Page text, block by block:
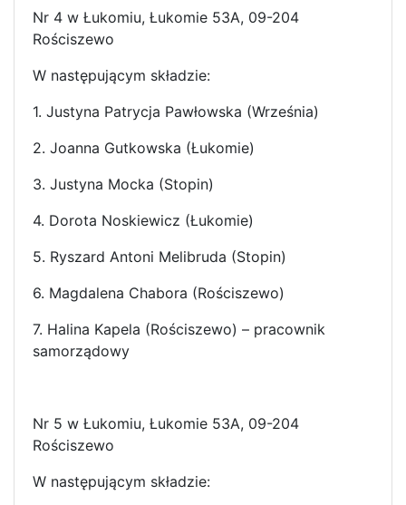
Nr 4 w Łukomiu, Łukomie 53A, 09-204
Rościszewo
W następującym składzie:
1. Justyna Patrycja Pawłowska (Września)
2. Joanna Gutkowska (Łukomie)
3. Justyna Mocka (Stopin)
4. Dorota Noskiewicz (Łukomie)
5. Ryszard Antoni Melibruda (Stopin)
6. Magdalena Chabora (Rościszewo)
7. Halina Kapela (Rościszewo) – pracownik
samorządowy
Nr 5 w Łukomiu, Łukomie 53A, 09-204
Rościszewo
W następującym składzie: